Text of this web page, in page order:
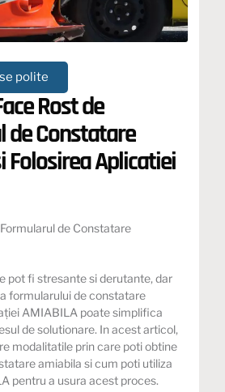
polite
Rost de
de Constatare
Folosirea Aplicatiei
de Constatare
pot fi stresante si derutante, dar
formularului de constatare
AMIABILA poate simplifica
de solutionare. In acest articol,
modalitatile prin care poti obtine
amiabila si cum poti utiliza
pentru a usura acest proces.